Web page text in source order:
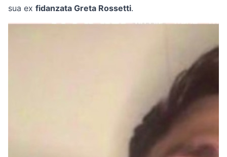
sua ex fidanzata Greta Rossetti.